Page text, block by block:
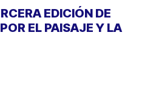
EDICIÓN DE
EL PAISAJE Y LA